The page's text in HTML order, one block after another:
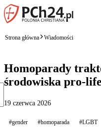
Strona główna Wiadomości
Homoparady
środowiska pro-
19 czerwca 2026
#gender #homoparada #LGBT